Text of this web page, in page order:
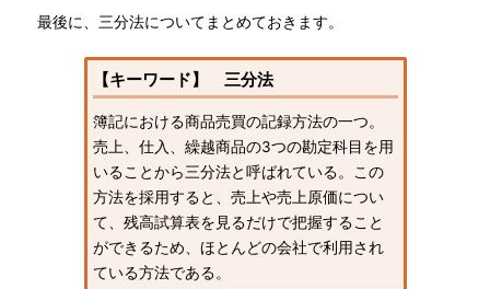
最後に、三分法についてまとめておきます。
【キーワード】 三分法
簿記における商品売買の記録方法の一つ。
売上、仕入、繰越商品の3つの勘定科目を用
いることから三分法と呼ばれている。この
方法を採用すると、売上や売上原価につい
て、残高試算表を見るだけで把握すること
ができるため、ほとんどの会社で利用され
ている方法である。